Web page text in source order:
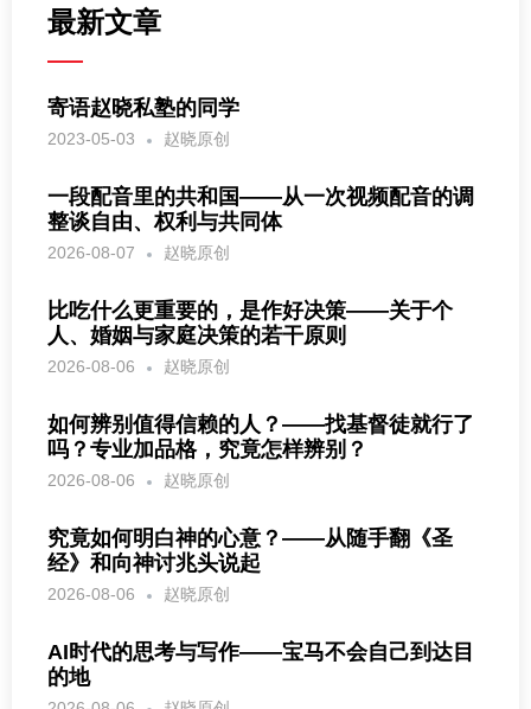
最新文章
寄语赵晓私塾的同学
2023-05-03 赵晓原创
一段配音里的共和国——从一次视频配音的调
整谈自由、权利与共同体
2026-08-07 赵晓原创
比吃什么更重要的，是作好决策——关于个
人、婚姻与家庭决策的若干原则
2026-08-06 赵晓原创
如何辨别值得信赖的人？——找基督徒就行了
吗？专业加品格，究竟怎样辨别？
2026-08-06 赵晓原创
究竟如何明白神的心意？——从随手翻《圣
经》和向神讨兆头说起
2026-08-06 赵晓原创
AI时代的思考与写作——宝马不会自己到达目
的地